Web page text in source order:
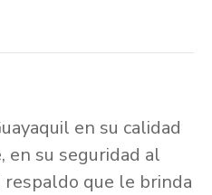
en su calidad
en su seguridad al
que le brinda